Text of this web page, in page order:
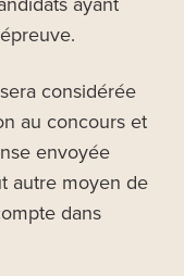
épreuve.
considérée
au concours et
envoyée
autre moyen de
dans